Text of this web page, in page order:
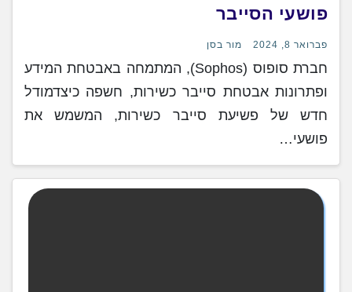
פושעי הסייבר
פברואר 8, 2024 מור בסן
חברת סופוס (Sophos), המתמחה באבטחת המידע
ופתרונות אבטחת סייבר כשירות, חשפה כיצדמודל
חדש של פשיעת סייבר כשירות, המשמש את
פושעי…